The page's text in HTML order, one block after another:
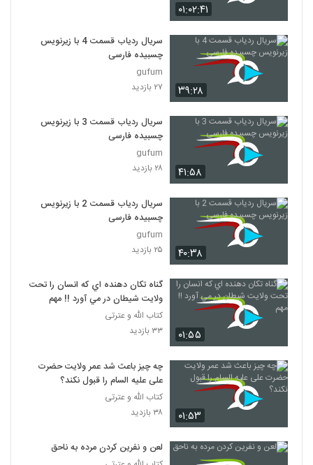
۰۱:۰۲:۴۱
۳۹:۲۸
سریال ردیاب قسمت 4 با زیرنویس
چسبیده فارسی
gufum
۲۷ بازدید
۴۱:۵۸
سریال ردیاب قسمت 3 با زیرنویس
چسبیده فارسی
gufum
۲۸ بازدید
۴۰:۳۸
سریال ردیاب قسمت 2 با زیرنویس
چسبیده فارسی
gufum
۲۵ بازدید
۰۱:۵۵
گناه تکان دهنده اي که انسان را تحت
ولايت شيطان در مي آورد !! مهم
کتاب الله و عترتی
۳۳ بازدید
۰۱:۵۳
چه چیز باعث شد عمر ولایت حضرت
علی علیه السام را قبول نکند؟
کتاب الله و عترتی
۳۸ بازدید
لعن و نفرين کردن مرده به ناحق